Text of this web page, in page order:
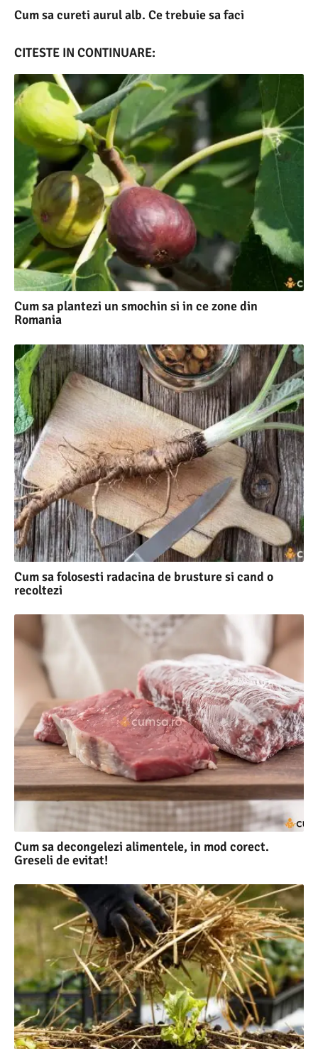
Cum sa cureti aurul alb. Ce trebuie sa faci
CITESTE IN CONTINUARE:
Cum sa plantezi un smochin si in ce zone din
Romania
Cum sa folosesti radacina de brusture si cand o
recoltezi
Cum sa decongelezi alimentele, in mod corect.
Greseli de evitat!